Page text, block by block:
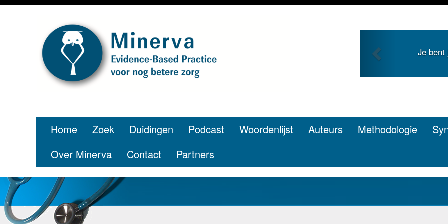
Je bent jong en zoekt roem
pen? Dat kan.
Home Zoek Duidingen Podcast Woordenlijst Auteurs Methodologie
Over Minerva
Contact Partners